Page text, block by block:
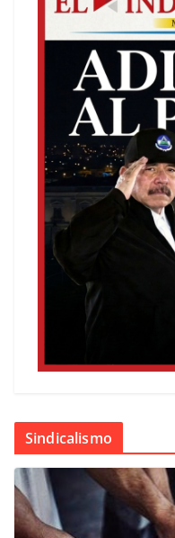
Sindicalismo